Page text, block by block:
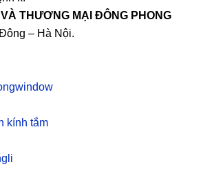
THƯƠNG MẠI ĐÔNG PHONG
– Hà Nội.
kính tắm